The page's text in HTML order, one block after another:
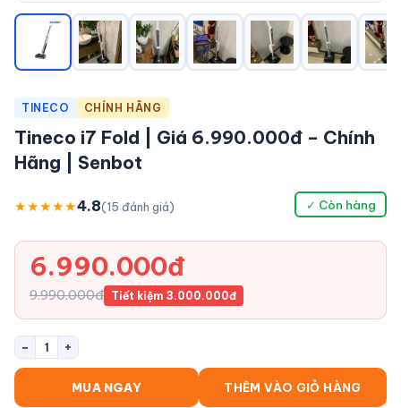
TINECO CHÍNH HÃNG
Tineco i7 Fold | Giá 6.990.000đ – Chính
Hãng | Senbot
★★★★★4.8(15 đánh giá) ✓ Còn hàng
6.990.000đ
9.990.000đ Tiết kiệm 3.000.000đ
− 1 +
THÊM VÀO GIỎ HÀNG
MUA NGAY